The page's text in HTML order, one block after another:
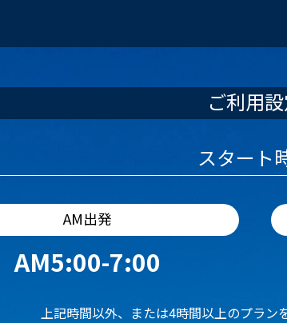
ご利用
スタート
AM出発
AM5:00-7:00
上記時間以外、または4時間以上のプラン